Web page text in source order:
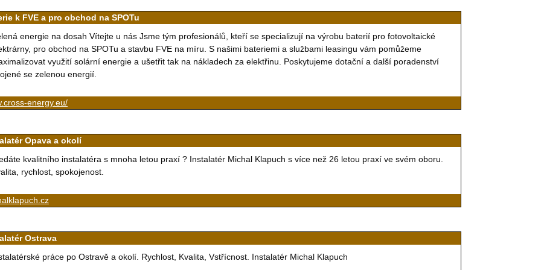
k FVE a pro obchod na SPOTu
energie na dosah Vítejte u nás Jsme tým profesionálů, kteří se specializují na výrobu baterií pro fotovoltaické
pro obchod na SPOTu a stavbu FVE na míru. S našimi bateriemi a službami leasingu vám pomůžeme
využití solární energie a ušetřit tak na nákladech za elektřinu. Poskytujeme dotační a další poradenství
se zelenou energií.
energy.eu/
Opava a okolí
kvalitního instalatéra s mnoha letou praxí ? Instalatér Michal Klapuch s více než 26 letou praxí ve svém oboru.
rychlost, spokojenost.
Ostrava
práce po Ostravě a okolí. Rychlost, Kvalita, Vstřícnost. Instalatér Michal Klapuch